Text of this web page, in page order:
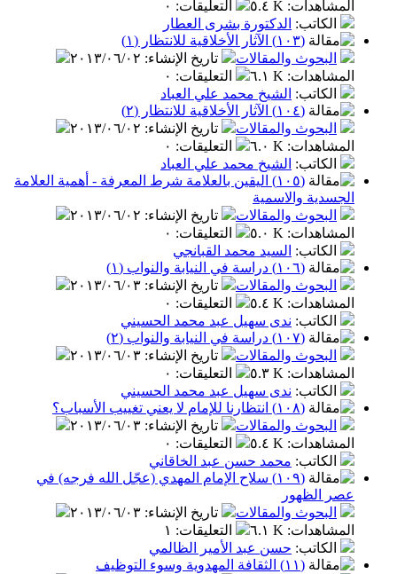
المشاهدات: ٥.٤ K التعليقات: ٠
الكاتب: الدكتورة بشرى العطار
(١٠٣) الآثار الأخلاقية للانتظار (١)
البحوث والمقالات
تاريخ الإنشاء: ٢٠١٣/٠٦/٠٢
المشاهدات: ٦.١ K التعليقات: ٠
الكاتب: الشيخ محمد علي العباد
(١٠٤) الآثار الأخلاقية للانتظار (٢)
البحوث والمقالات
تاريخ الإنشاء: ٢٠١٣/٠٦/٠٢
المشاهدات: ٦.٠ K التعليقات: ٠
الكاتب: الشيخ محمد علي العباد
(١٠٥) اليقين بالعلامة شرط المعرفة - أهمية العلامة
الجسدية والاسمية
البحوث والمقالات
تاريخ الإنشاء: ٢٠١٣/٠٦/٠٢
المشاهدات: ٥.٠ K التعليقات: ٠
الكاتب: السيد محمد القبانجي
(١٠٦) دراسة في النيابة والنواب (١)
البحوث والمقالات
تاريخ الإنشاء: ٢٠١٣/٠٦/٠٣
المشاهدات: ٥.٤ K التعليقات: ٠
الكاتب: ندى سهيل عبد محمد الحسيني
(١٠٧) دراسة في النيابة والنواب (٢)
البحوث والمقالات
تاريخ الإنشاء: ٢٠١٣/٠٦/٠٣
المشاهدات: ٥.٣ K التعليقات: ٠
الكاتب: ندى سهيل عبد محمد الحسيني
(١٠٨) انتظارنا للإمام لا يعني تغييب الأسباب؟
البحوث والمقالات
تاريخ الإنشاء: ٢٠١٣/٠٦/٠٣
المشاهدات: ٥.٤ K التعليقات: ٠
الكاتب: محمد حسن عبد الخاقاني
(١٠٩) سلاح الإمام المهدي (عجّل الله فرجه) في
عصر الظهور
البحوث والمقالات
تاريخ الإنشاء: ٢٠١٣/٠٦/٠٣
المشاهدات: ٦.١ K التعليقات: ١
الكاتب: حسن عبد الأمير الظالمي
(١١) الثقافة المهدوية وسوء التوظيف